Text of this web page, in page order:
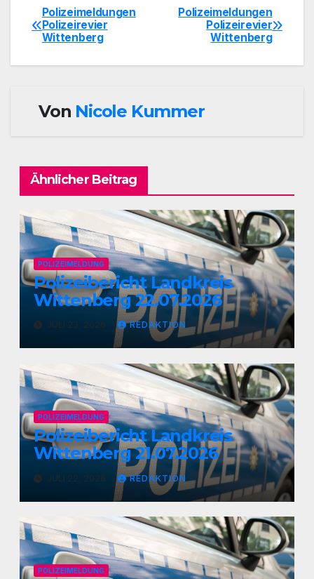
Beitragsnavigation
Polizeimeldungen
Polizeirevier
Wittenberg
Polizeimeldungen
Polizeirevier
Wittenberg
Von Nicole Kummer
Ähnlicher Beitrag
POLIZEIMELDUNG
Polizeibericht Landkreis
Wittenberg 22.07.2026
JULI 23, 2026 REDAKTION
POLIZEIMELDUNG
Polizeibericht Landkreis
Wittenberg 21.07.2026
JULI 22, 2026 REDAKTION
POLIZEIMELDUNG